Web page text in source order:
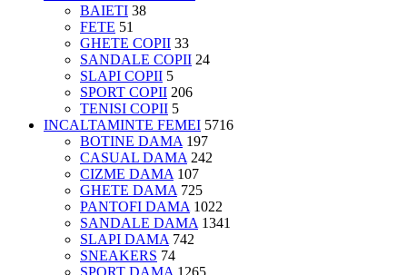
BAIETI 38
FETE 51
GHETE COPII 33
SANDALE COPII 24
SLAPI COPII 5
SPORT COPII 206
TENISI COPII 5
INCALTAMINTE FEMEI 5716
BOTINE DAMA 197
CASUAL DAMA 242
CIZME DAMA 107
GHETE DAMA 725
PANTOFI DAMA 1022
SANDALE DAMA 1341
SLAPI DAMA 742
SNEAKERS 74
SPORT DAMA 1265